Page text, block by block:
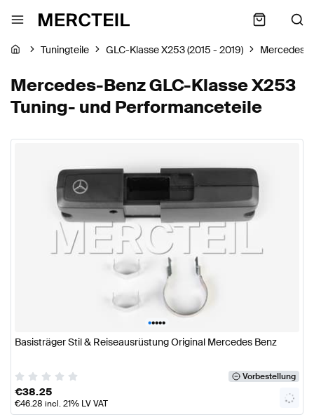
Tuningteile GLC-Klasse X253 (2015 - 2019) Mercedes-
Mercedes-Benz GLC-Klasse X253
Tuning- und Performanceteile
•••••
Basisträger Stil & Reiseausrüstung Original Mercedes Benz
Vorbestellung
€38.25
€46.28 incl. 21% LV VAT